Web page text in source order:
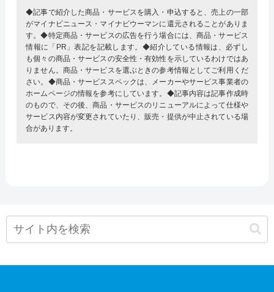
◆記事で紹介した商品・サービスを購入・申込すると、売上の一部
がマイナビニュース・マイナビウーマンに還元されることがありま
す。◆特定商品・サービスの広告を行う場合には、商品・サービス
情報に「PR」表記を記載します。◆紹介している情報は、必ずし
も個々の商品・サービスの安全性・有効性を示しているわけではあ
りません。商品・サービスを選ぶときの参考情報としてご利用くだ
さい。◆商品・サービススペックは、メーカーやサービス事業者の
ホームページの情報を参考にしています。◆記事内容は記事作成時
のもので、その後、商品・サービスのリニューアルによって仕様や
サービス内容が変更されていたり、販売・提供が中止されている場
合があります。